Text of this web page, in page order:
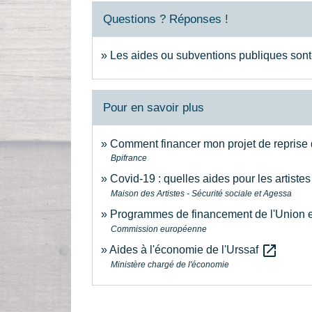
Questions ? Réponses !
Les aides ou subventions publiques
Pour en savoir plus
Comment financer mon projet de reprise
Bpifrance
Covid-19 : quelles aides pour les
Maison des Artistes - Sécurité sociale et Agessa
Programmes de financement de l'Union
Commission européenne
Aides à l'économie de l'Urssaf open_in_new
Ministère chargé de l'économie